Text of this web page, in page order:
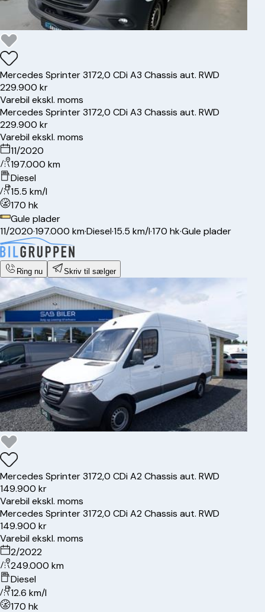
Mercedes Sprinter 3172,0 CDi A3 Chassis aut. RWD
229.900 kr
Varebil ekskl. moms
Mercedes Sprinter 3172,0 CDi A3 Chassis aut. RWD
229.900 kr
Varebil ekskl. moms
11/2020
197.000 km
Diesel
15.5 km/l
170 hk
Gule plader
11/2020·197.000 km·Diesel·15.5 km/l·170 hk·Gule plader
Ring nu Skriv til sælger
Mercedes Sprinter 3172,0 CDi A2 Chassis aut. RWD
149.900 kr
Varebil ekskl. moms
Mercedes Sprinter 3172,0 CDi A2 Chassis aut. RWD
149.900 kr
Varebil ekskl. moms
2/2022
249.000 km
Diesel
12.6 km/l
170 hk